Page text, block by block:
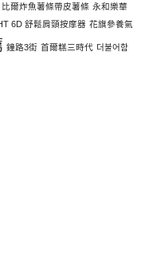
比爾炸魚薯條帶皮薯條 永和樂華
6D 舒鬆肩頸按摩器 花旗參養氣
鐘路3街 首爾糕三時代 더불어함